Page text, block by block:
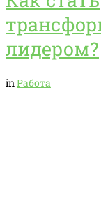
лидером?
inРабота